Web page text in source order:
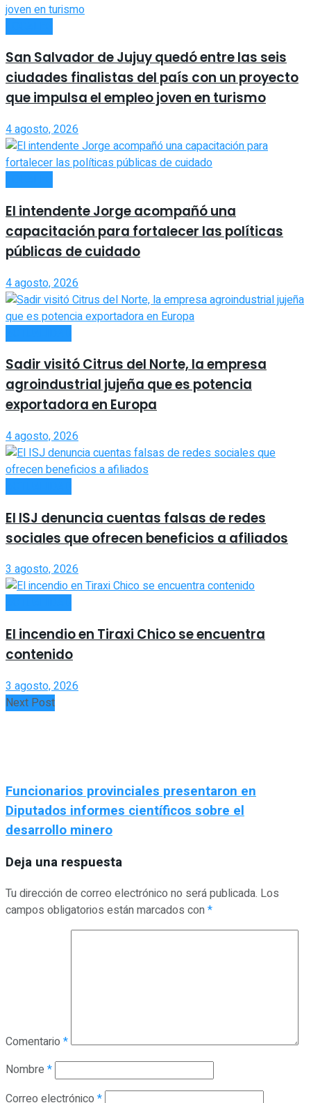
San Salvador de Jujuy quedó entre las seis
ciudades finalistas del país con un proyecto
que impulsa el empleo joven en turismo
4 agosto, 2026
El intendente Jorge acompañó una
capacitación para fortalecer las políticas
públicas de cuidado
4 agosto, 2026
Sadir visitó Citrus del Norte, la empresa
agroindustrial jujeña que es potencia
exportadora en Europa
4 agosto, 2026
El ISJ denuncia cuentas falsas de redes
sociales que ofrecen beneficios a afiliados
3 agosto, 2026
El incendio en Tiraxi Chico se encuentra
contenido
3 agosto, 2026
Next Post
Funcionarios provinciales presentaron en
Diputados informes científicos sobre el
desarrollo minero
Deja una respuesta
Tu dirección de correo electrónico no será publicada. Los
campos obligatorios están marcados con*
Comentario *
Nombre *
Correo electrónico *